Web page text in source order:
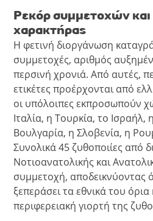
Ρεκόρ συμμετοχών
χαρακτήρας
Η φετινή διοργάνωση
συμμετοχές, αριθμός
περσινή χρονιά. Από αυτές,
ετικέτες προέρχονται από
οι υπόλοιπες εκπροσωπούν
Ιταλία, η Τουρκία, το Ισραήλ,
Βουλγαρία, η Σλοβενία, η
Συνολικά 45 ζυθοποιίες από
Νοτιοανατολικής και
συμμετοχή, αποδεικνύοντας
ξεπεράσει τα εθνικά του
περιφερειακή γιορτή της